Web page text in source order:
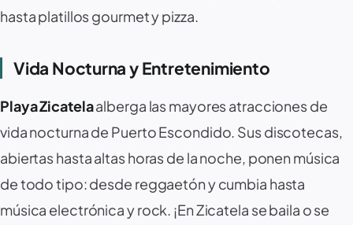
hasta platillos gourmet y pizza.
Vida Nocturna y Entretenimiento
Playa Zicatelaalberga las mayores atracciones de
vida nocturna de Puerto Escondido. Sus discotecas,
abiertas hasta altas horas de la noche, ponen música
de todo tipo: desde reggaetón y cumbia hasta
música electrónica y rock. ¡En Zicatela se baila o se